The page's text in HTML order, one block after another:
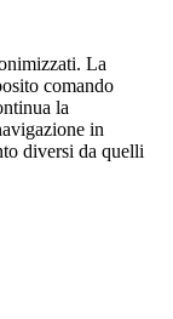
La
comando
la
in
diversi da quelli